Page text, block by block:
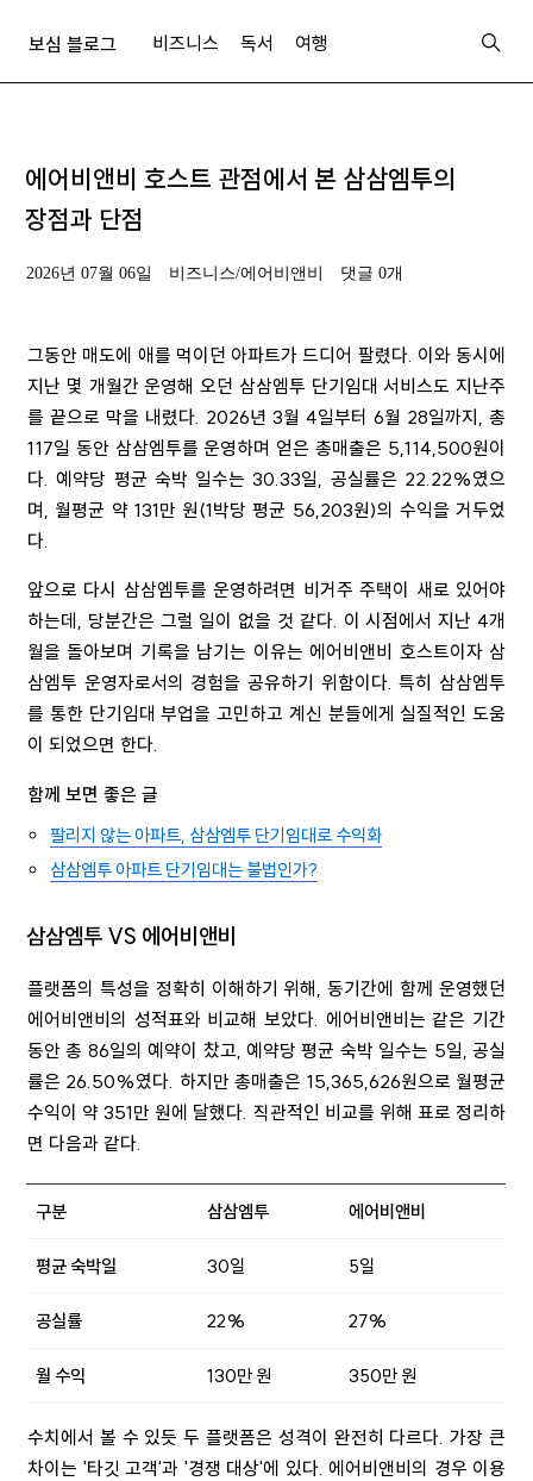
보심 블로그 비즈니스 독서 여행
에어비앤비 호스트 관점에서 본 삼삼엠투의
장점과 단점
2026년 07월 06일 비즈니스/에어비앤비 댓글 0개
그동안 매도에 애를 먹이던 아파트가 드디어 팔렸다. 이와 동시에
지난 몇 개월간 운영해 오던 삼삼엠투 단기임대 서비스도 지난주
를 끝으로 막을 내렸다. 2026년 3월 4일부터 6월 28일까지, 총
117일 동안 삼삼엠투를 운영하며 얻은 총매출은 5,114,500원이
다. 예약당 평균 숙박 일수는 30.33일, 공실률은 22.22%였으
며, 월평균 약 131만 원(1박당 평균 56,203원)의 수익을 거두었
다.
앞으로 다시 삼삼엠투를 운영하려면 비거주 주택이 새로 있어야
하는데, 당분간은 그럴 일이 없을 것 같다. 이 시점에서 지난 4개
월을 돌아보며 기록을 남기는 이유는 에어비앤비 호스트이자 삼
삼엠투 운영자로서의 경험을 공유하기 위함이다. 특히 삼삼엠투
를 통한 단기임대 부업을 고민하고 계신 분들에게 실질적인 도움
이 되었으면 한다.
함께 보면 좋은 글
팔리지 않는 아파트, 삼삼엠투 단기임대로 수익화
삼삼엠투 아파트 단기임대는 불법인가?
삼삼엠투 VS 에어비앤비
플랫폼의 특성을 정확히 이해하기 위해, 동기간에 함께 운영했던
에어비앤비의 성적표와 비교해 보았다. 에어비앤비는 같은 기간
동안 총 86일의 예약이 찼고, 예약당 평균 숙박 일수는 5일, 공실
률은 26.50%였다. 하지만 총매출은 15,365,626원으로 월평균
수익이 약 351만 원에 달했다. 직관적인 비교를 위해 표로 정리하
면 다음과 같다.
구분 삼삼엠투 에어비앤비
평균 숙박일 30일 5일
공실률 22% 27%
월 수익 130만 원 350만 원
수치에서 볼 수 있듯 두 플랫폼은 성격이 완전히 다르다. 가장 큰
차이는 '타깃 고객'과 '경쟁 대상'에 있다. 에어비앤비의 경우 이용